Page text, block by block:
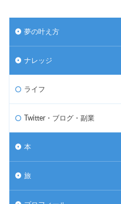
夢の叶え方
ナレッジ
ライフ
Twitter・ブログ・副業
本
旅